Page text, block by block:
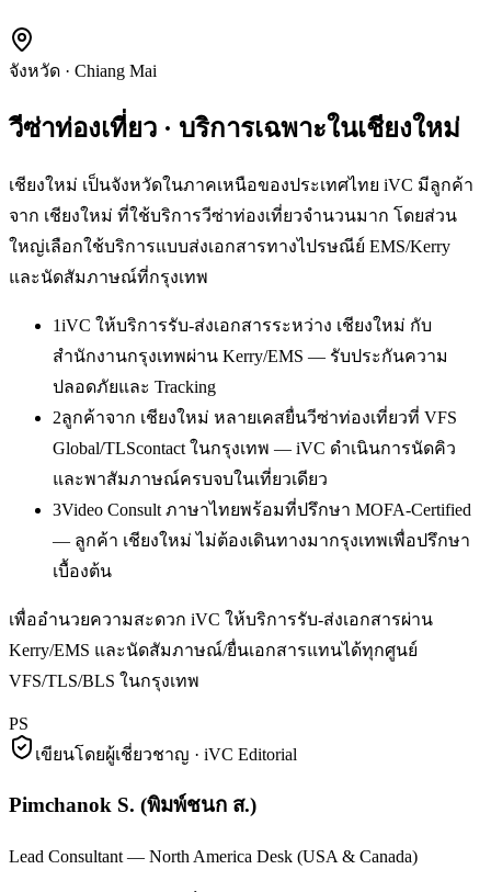
จังหวัด · Chiang Mai
วีซ่าท่องเที่ยว · บริการเฉพาะในเชียงใหม่
เชียงใหม่ เป็นจังหวัดในภาคเหนือของประเทศไทย iVC มีลูกค้า
จาก เชียงใหม่ ที่ใช้บริการวีซ่าท่องเที่ยวจำนวนมาก โดยส่วน
ใหญ่เลือกใช้บริการแบบส่งเอกสารทางไปรษณีย์ EMS/Kerry
และนัดสัมภาษณ์ที่กรุงเทพ
1iVC ให้บริการรับ-ส่งเอกสารระหว่าง เชียงใหม่ กับ
สำนักงานกรุงเทพผ่าน Kerry/EMS — รับประกันความ
ปลอดภัยและ Tracking
2ลูกค้าจาก เชียงใหม่ หลายเคสยื่นวีซ่าท่องเที่ยวที่ VFS
Global/TLScontact ในกรุงเทพ — iVC ดำเนินการนัดคิว
และพาสัมภาษณ์ครบจบในเที่ยวเดียว
3Video Consult ภาษาไทยพร้อมที่ปรึกษา MOFA-Certified
— ลูกค้า เชียงใหม่ ไม่ต้องเดินทางมากรุงเทพเพื่อปรึกษา
เบื้องต้น
เพื่ออำนวยความสะดวก iVC ให้บริการรับ-ส่งเอกสารผ่าน
Kerry/EMS และนัดสัมภาษณ์/ยื่นเอกสารแทนได้ทุกศูนย์
VFS/TLS/BLS ในกรุงเทพ
PS
เขียนโดยผู้เชี่ยวชาญ · iVC Editorial
Pimchanok S. (พิมพ์ชนก ส.)
Lead Consultant — North America Desk (USA & Canada)